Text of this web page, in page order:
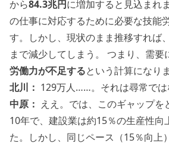
から84.3兆円に増加すると見込まれ
の仕事に対応するために必要な技能
す。しかし、現状のまま推移すれば
まで減少してしまう。 つまり、需要
労働力が不足するという計算になりま
北川： 129万人……。それは尋常では
中原： ええ。では、このギャップ
10年で、建設業は約15％の生産性向
た。しかし、同じペース（15％向上